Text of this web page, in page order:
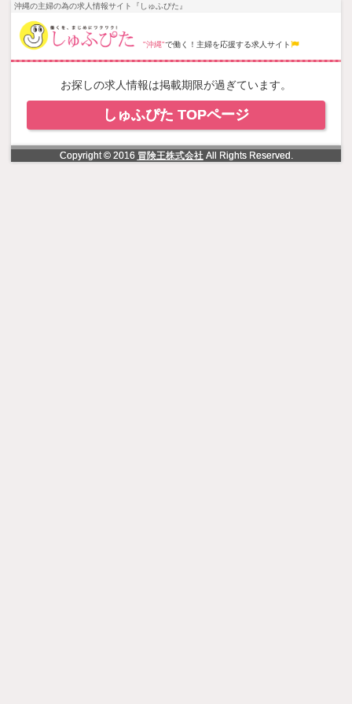
NowLoading
沖縄の主婦の為の求人情報サイト『しゅふぴた』
"沖縄"で働く！主婦を応援する求人サイト
お探しの求人情報は掲載期限が過ぎています。
しゅふぴた TOPページ
Copyright © 2016 冒険王株式会社All Rights Reserved.